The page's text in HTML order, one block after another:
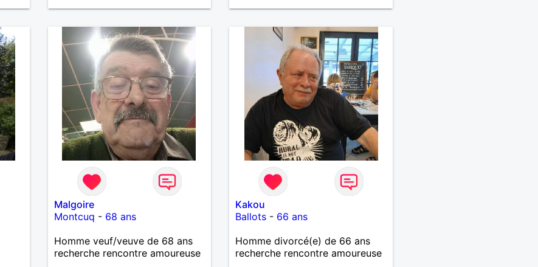
Malgoire
Montcuq - 68 ans
Homme veuf/veuve de 68 ans
recherche rencontre amoureuse
Kakou
Ballots - 66 ans
Homme divorcé(e) de 66 ans
recherche rencontre amoureuse